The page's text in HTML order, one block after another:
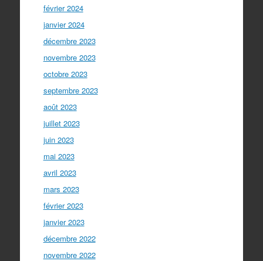
février 2024
janvier 2024
décembre 2023
novembre 2023
octobre 2023
septembre 2023
août 2023
juillet 2023
juin 2023
mai 2023
avril 2023
mars 2023
février 2023
janvier 2023
décembre 2022
novembre 2022